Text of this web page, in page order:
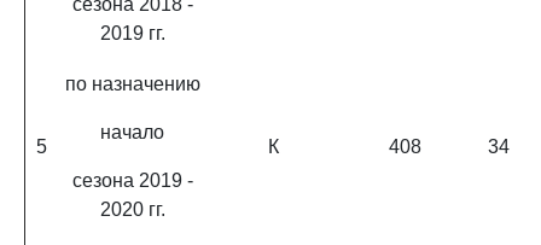
сезона 2018 -
2019 гг.
5
по назначению
начало
сезона 2019 -
2020 гг.
К 408 34